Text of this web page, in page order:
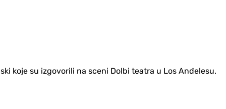
koje su izgovorili na sceni Dolbi teatra u Los Anđelesu.